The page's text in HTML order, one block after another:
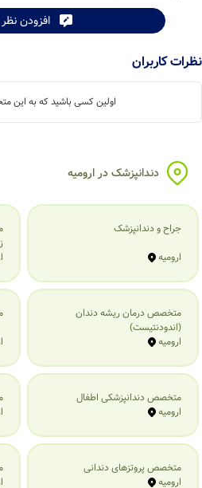
افزودن
نظرات کاربران
اولین کسی باشید که به این
دندانپزشک در ارومیه
جراح و دندانپزشک
ارومیه
متخصص درمان ریشه دندان
(اندودنتیست)
ارومیه
متخصص دندانپزشکی اطفال
ارومیه
متخصص پروتزهای دندانی
ارومیه